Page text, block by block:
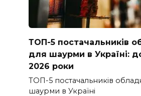
ТОП-5 постачальників
для шаурми в Україні:
2026 роки
ТОП-5 постачальників
шаурми в Україні